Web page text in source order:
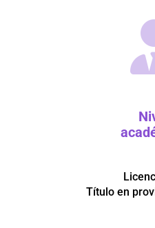
Título en